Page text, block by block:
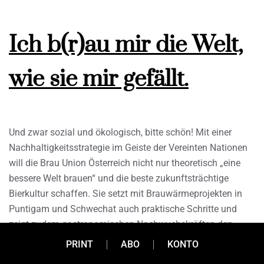
Ich b(r)au mir die Welt,
wie sie mir gefällt.
Und zwar sozial und ökologisch, bitte schön! Mit einer
Nachhaltigkeitsstrategie im Geiste der Vereinten Nationen
will die Brau Union Österreich nicht nur theoretisch „eine
bessere Welt brauen“ und die beste zukunftsträchtige
Bierkultur schaffen. Sie setzt mit Brauwärmeprojekten in
Puntigam und Schwechat auch praktische Schritte und
zeigt zudem gastronomischen Nachwuchskräften den
verantwortungsvollen Umgang mit Alkohol.
PRINT ABO KONTO